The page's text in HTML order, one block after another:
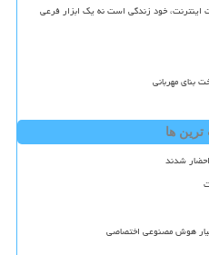
اینترنت، خود زندگی است نه یک ابزار فرعی
بنای مهربانی
ها
شدند
هوش مصنوعی اختصاصی